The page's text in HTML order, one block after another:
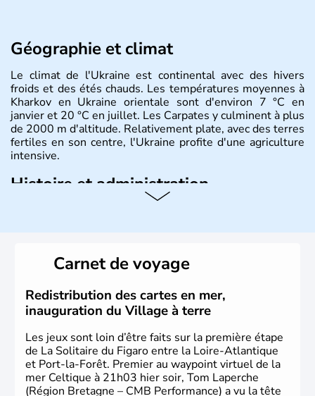
Géographie et climat
Le climat de l'Ukraine est continental avec des hivers
froids et des étés chauds. Les températures moyennes à
Kharkov en Ukraine orientale sont d'environ 7 °C en
janvier et 20 °C en juillet. Les Carpates y culminent à plus
de 2000 m d'altitude. Relativement plate, avec des terres
fertiles en son centre, l'Ukraine profite d'une agriculture
intensive.
Histoire et administration
remonte au 24 août 1991. Sébastopol, Karkhov et
Odessa sont les principales villes d'Ukraine.
Carnet de voyage
Redistribution des cartes en mer,
inauguration du Village à terre
Les jeux sont loin d’être faits sur la première étape
de La Solitaire du Figaro entre la Loire-Atlantique
et Port-la-Forêt. Premier au waypoint virtuel de la
mer Celtique à 21h03 hier soir, Tom Laperche
(Région Bretagne – CMB Performance) a vu la tête